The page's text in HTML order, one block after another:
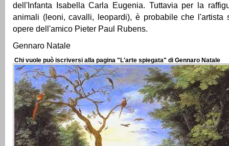
dell'Infanta Isabella Carla Eugenia. Tuttavia per la
animali (leoni, cavalli, leopardi), è probabile che l'artista
opere dell'amico Pieter Paul Rubens.
Gennaro Natale
Chi vuole può iscriversi alla pagina "L'arte spiegata" di Gennaro Natale